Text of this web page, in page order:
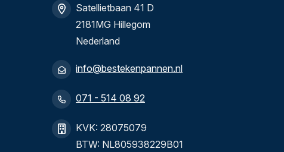
Satellietbaan 41 D
2181MG Hillegom
Nederland
info@bestekenpannen.nl
071 - 514 08 92
KVK: 28075079
BTW: NL805938229B01